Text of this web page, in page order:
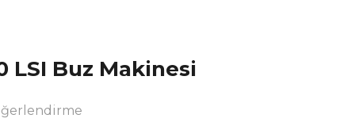
LSI Buz Makinesi